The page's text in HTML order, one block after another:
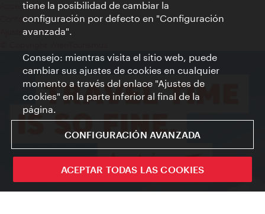
Accesibilidad
Contacto para la prensa
Ajustes de cookie
tiene la posibilidad de cambiar la
configuración por defecto en "Configuración
avanzada".
Consejo: mientras visita el sitio web, puede
cambiar sus ajustes de cookies en cualquier
momento a través del enlace "Ajustes de
cookies" en la parte inferior al final de la
página.
CONFIGURACIÓN AVANZADA
ACEPTAR TODAS LAS COOKIES